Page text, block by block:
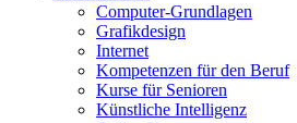
Computer-Grundlagen
Grafikdesign
Internet
Kompetenzen für den Beruf
Kurse für Senioren
Künstliche Intelligenz